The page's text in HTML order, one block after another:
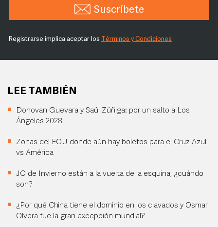
Suscríbete
Registrarse implica aceptar los Términos y Condiciones
LEE TAMBIÉN
Donovan Guevara y Saúl Zúñiga: por un salto a Los
Ángeles 2028
Zonas del EOU donde aún hay boletos para el Cruz Azul
vs América
JO de Invierno están a la vuelta de la esquina, ¿cuándo
son?
¿Por qué China tiene el dominio en los clavados y Osmar
Olvera fue la gran excepción mundial?